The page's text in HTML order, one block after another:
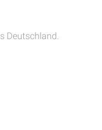
Deutschland.